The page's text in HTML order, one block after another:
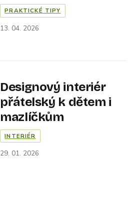
PRAKTICKÉ TIPY
13. 04. 2026
Designový interiér
přátelský k dětem i
mazlíčkům
INTERIÉR
29. 01. 2026